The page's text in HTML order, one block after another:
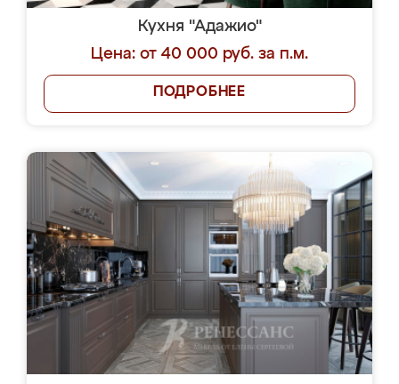
Кухня "Адажио"
Цена: от 40 000 руб. за п.м.
ПОДРОБНЕЕ